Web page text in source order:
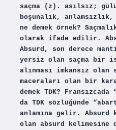
saçma (z). asılsız;
boşunalık,
ne demek örnek?
olarak ifade edilir.
Absurd, son derece
yersiz olan saçma bir
alınması imkansız olan
maceraları olan bir
demek TDK?
da TDK sözlüğünde
anlamına gelir. Absurd
olan absurd kelimesine